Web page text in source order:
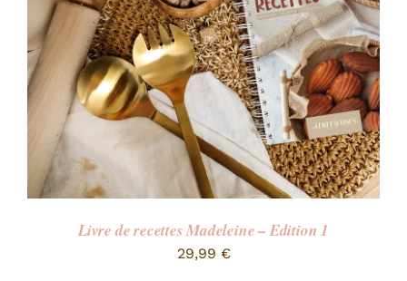
Livre de recettes Madeleine – Edition 1
29,99 €